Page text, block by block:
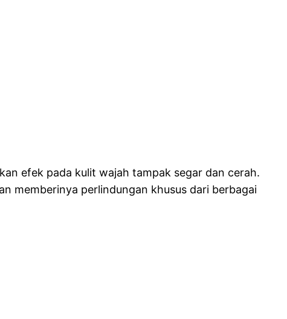
efek pada kulit wajah tampak segar dan cerah.
memberinya perlindungan khusus dari berbagai